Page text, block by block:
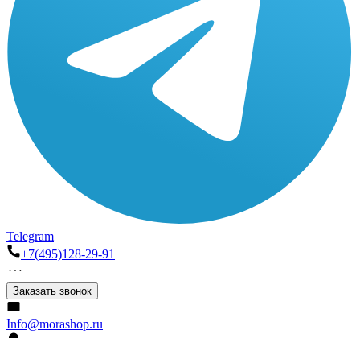
Telegram
+7(495)128-29-91
Заказать звонок
Info@morashop.ru